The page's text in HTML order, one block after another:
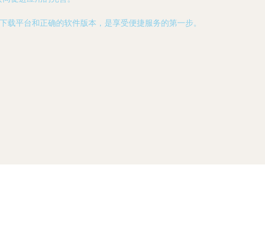
平台和正确的软件版本，是享受便捷服务的第一步。